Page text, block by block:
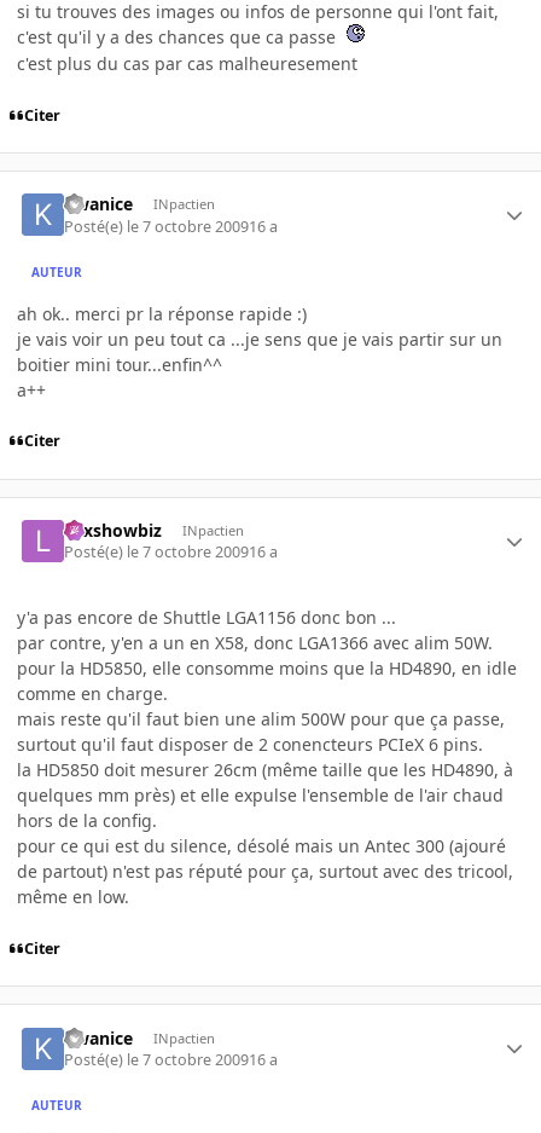
si tu trouves des images ou infos de personne qui l'ont fait,
c'est qu'il y a des chances que ca passe
c'est plus du cas par cas malheuresement
Citer
kwanice INpactien
Posté(e) le 7 octobre 200916 a
AUTEUR
ah ok.. merci pr la réponse rapide :)
je vais voir un peu tout ca ...je sens que je vais partir sur un
boitier mini tour...enfin^^
a++
Citer
Lexshowbiz INpactien
Posté(e) le 7 octobre 200916 a
y'a pas encore de Shuttle LGA1156 donc bon ...
par contre, y'en a un en X58, donc LGA1366 avec alim 50W.
pour la HD5850, elle consomme moins que la HD4890, en idle
comme en charge.
mais reste qu'il faut bien une alim 500W pour que ça passe,
surtout qu'il faut disposer de 2 conencteurs PCIeX 6 pins.
la HD5850 doit mesurer 26cm (même taille que les HD4890, à
quelques mm près) et elle expulse l'ensemble de l'air chaud
hors de la config.
pour ce qui est du silence, désolé mais un Antec 300 (ajouré
de partout) n'est pas réputé pour ça, surtout avec des tricool,
même en low.
Citer
kwanice INpactien
Posté(e) le 7 octobre 200916 a
AUTEUR